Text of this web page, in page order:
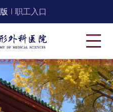
职工入口